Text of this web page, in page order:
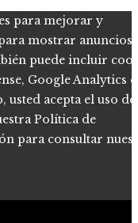
para mejorar y
mostrar anuncios
puede incluir
Google Analytics o
acepta el uso de
Política de
para consultar